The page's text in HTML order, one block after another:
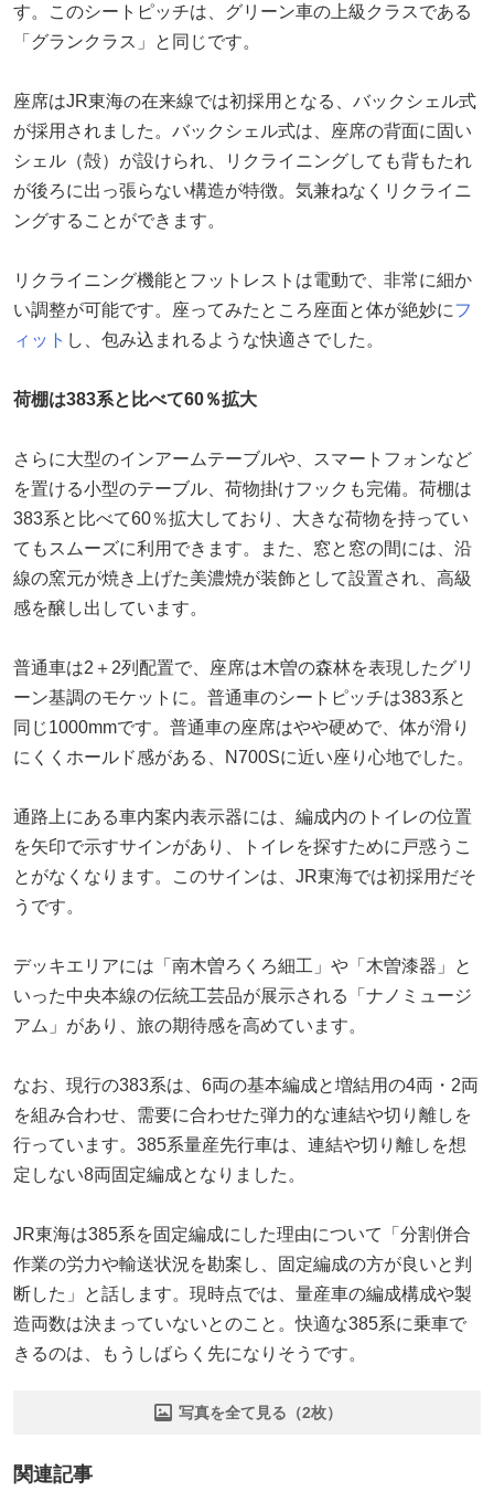
す。このシートピッチは、グリーン車の上級クラスである
「グランクラス」と同じです。
座席はJR東海の在来線では初採用となる、バックシェル式
が採用されました。バックシェル式は、座席の背面に固い
シェル（殻）が設けられ、リクライニングしても背もたれ
が後ろに出っ張らない構造が特徴。気兼ねなくリクライニ
ングすることができます。
リクライニング機能とフットレストは電動で、非常に細か
い調整が可能です。座ってみたところ座面と体が絶妙にフ
ィット し、包み込まれるような快適さでした。
荷棚は383系と比べて60％拡大
さらに大型のインアームテーブルや、スマートフォンなど
を置ける小型のテーブル、荷物掛けフックも完備。荷棚は
383系と比べて60％拡大しており、大きな荷物を持ってい
てもスムーズに利用できます。また、窓と窓の間には、沿
線の窯元が焼き上げた美濃焼が装飾として設置され、高級
感を醸し出しています。
普通車は2＋2列配置で、座席は木曽の森林を表現したグリ
ーン基調のモケットに。普通車のシートピッチは383系と
同じ1000mmです。普通車の座席はやや硬めで、体が滑り
にくくホールド感がある、N700Sに近い座り心地でした。
通路上にある車内案内表示器には、編成内のトイレの位置
を矢印で示すサインがあり、トイレを探すために戸惑うこ
とがなくなります。このサインは、JR東海では初採用だそ
うです。
デッキエリアには「南木曽ろくろ細工」や「木曽漆器」と
いった中央本線の伝統工芸品が展示される「ナノミュージ
アム」があり、旅の期待感を高めています。
なお、現行の383系は、6両の基本編成と増結用の4両・2両
を組み合わせ、需要に合わせた弾力的な連結や切り離しを
行っています。385系量産先行車は、連結や切り離しを想
定しない8両固定編成となりました。
JR東海は385系を固定編成にした理由について「分割併合
作業の労力や輸送状況を勘案し、固定編成の方が良いと判
断した」と話します。現時点では、量産車の編成構成や製
造両数は決まっていないとのこと。快適な385系に乗車で
きるのは、もうしばらく先になりそうです。
写真を全て見る（2枚）
関連記事